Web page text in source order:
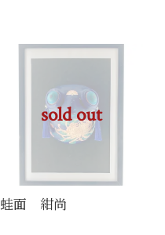
sold out
蛙面 紺尚